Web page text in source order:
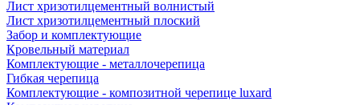
Лист хризотилцементный волнистый
Лист хризотилцементный плоский
Забор и комплектующие
Кровельный материал
Комплектующие - металлочерепица
Гибкая черепица
Комплектующие - композитной черепице luxard